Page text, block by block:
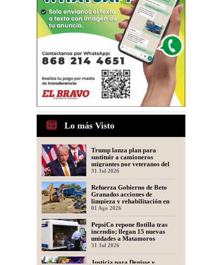
Lo más Visto
Trump lanza plan para
sustituir a camioneros
migrantes por veteranos del
Ejército
31 Jul 2026
Refuerza Gobierno de Beto
Granados acciones de
limpieza y rehabilitación en
Los Presidentes
01 Ago 2026
PepsiCo repone flotilla tras
incendio; llegan 15 nuevas
unidades a Matamoros
31 Jul 2026
Justicia para Denisse y